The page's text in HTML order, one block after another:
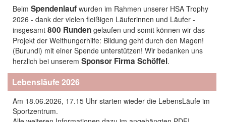
Beim Spendenlauf wurden im Rahmen unserer HSA Trophy
2026 - dank der vielen fleißigen Läuferinnen und Läufer -
insgesamt 800 Runden gelaufen und somit können wir das
Projekt der Welthungerhilfe: Bildung geht durch den Magen!
(Burundi) mit einer Spende unterstützen! Wir bedanken uns
herzlich bei unserem Sponsor Firma Schöffel.
Lebensläufe 2026
Am 18.06.2026, 17.15 Uhr starten wieder die LebensLäufe im
Sportzentrum.